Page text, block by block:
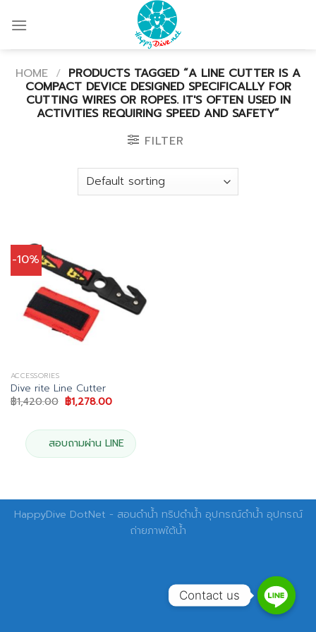
HOME / PRODUCTS TAGGED “A LINE CUTTER IS A
COMPACT DEVICE DESIGNED SPECIFICALLY FOR
CUTTING WIRES OR ROPES. IT'S OFTEN USED IN
ACTIVITIES REQUIRING SPEED AND SAFETY”
FILTER
-10%
ACCESSORIES
Dive rite Line Cutter
฿1,420.00 Original
price
฿1,420.00.
฿1,278.00Current
฿1,278.00.
สอบถามผ่าน LINE
HappyDive DotNet - สอนดำน้ำ ทริปดำน้ำ อุปกรณ์ดำน้ำ อุปกรณ์
ถ่ายภาพใต้น้ำ
Contact us